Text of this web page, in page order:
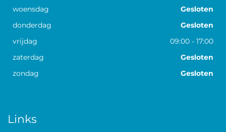
woensdag
Gesloten
donderdag
Gesloten
vrijdag
09:00 - 17:00
zaterdag
Gesloten
zondag
Gesloten
Links